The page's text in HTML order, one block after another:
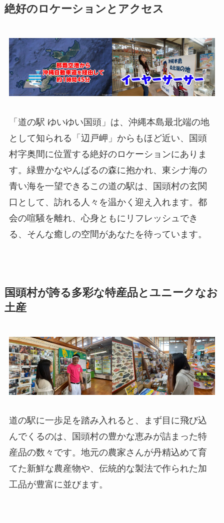
絶好のロケーションとアクセス
「道の駅 ゆいゆい国頭」は、沖縄本島最北端の地
として知られる「辺戸岬」からもほど近い、国頭
村字奥間に位置する絶好のロケーションにありま
す。緑豊かなやんばるの森に抱かれ、東シナ海の
青い海を一望できるこの道の駅は、国頭村の玄関
口として、訪れる人々を温かく迎え入れます。都
会の喧騒を離れ、心身ともにリフレッシュでき
る、そんな癒しの空間があなたを待っています。
国頭村が誇る多彩な特産品とユニークなお
土産
道の駅に一歩足を踏み入れると、まず目に飛び込
んでくるのは、国頭村の豊かな恵みが詰まった特
産品の数々です。地元の農家さんが丹精込めて育
てた新鮮な農産物や、伝統的な製法で作られた加
工品が豊富に並びます。